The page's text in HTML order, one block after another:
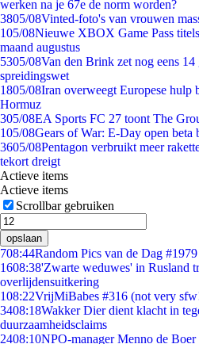
werken na je 67e de norm worden?
3805/08Vinted-foto's van vrouwen
105/08Nieuwe XBOX Game Pass
maand augustus
5305/08Van den Brink zet nog eens
spreidingswet
1805/08Iran overweegt Europese hulp
Hormuz
305/08EA Sports FC 27 toont The
105/08Gears of War: E-Day open beta
3605/08Pentagon verbruikt meer
tekort dreigt
Actieve items
Actieve items
Scrollbar gebruiken
opslaan
708:44Random Pics van de Dag #1979
1608:38'Zwarte weduwes' in Rusland
overlijdensuitkering
108:22VrijMiBabes #316 (not very
3408:18Wakker Dier dient klacht in
duurzaamheidsclaims
2408:10NPO-manager Menno de